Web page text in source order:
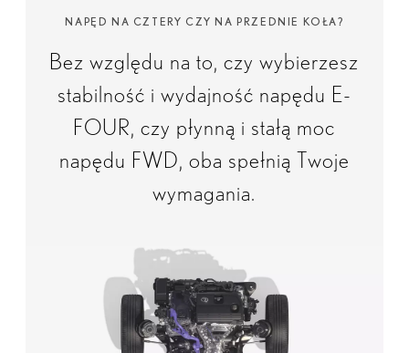
NAPĘD NA CZTERY CZY NA PRZEDNIE KOŁA?
Bez względu na to, czy wybierzesz
stabilność i wydajność napędu E-
FOUR, czy płynną i stałą moc
napędu FWD, oba spełnią Twoje
wymagania.